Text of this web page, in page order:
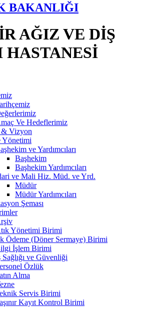
BAKANLIĞI
AĞIZ VE DİŞ
HASTANESİ
Ve Hedeflerimiz
Vizyon
Yönetimi
ve Yardımcıları
Başhekim
Başhekim Yardımcıları
ve Mali Hiz. Müd. ve Yrd.
Müdür
Müdür Yardımcıları
Şeması
Yönetimi Birimi
Ödeme (Döner Sermaye) Birimi
İşlem Birimi
Sağlığı ve Güvenliği
Özlük
Alma
Servis Birimi
Kayıt Kontrol Birimi